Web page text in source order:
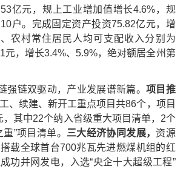
亿元，规上工业增加值增长4.6%，规
10户。完成固定资产投资75.82亿元，增
农村常住居民人均可支配收入分别为
元，增长3.4%、5.9%，绝对额居全州第
强链双驱动，产业发展谱新篇。 项目推
、续建、新开工重点项目共86个，项目
，其中22个纳入省级重大项目清单，2个
”项目清单。 三大经济协同发展， 资源
载全球首台700兆瓦先进燃煤机组的红
功并网发电，入选“央企十大超级工程”